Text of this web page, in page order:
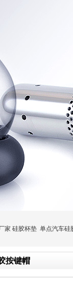
家 硅胶杯垫 单点汽车硅
按键帽